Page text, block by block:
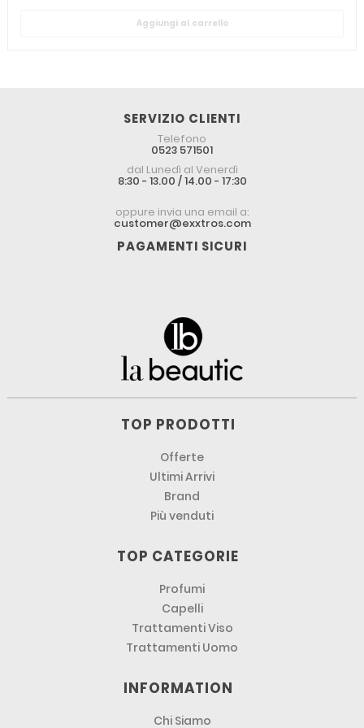
Aggiungi al carrello
SERVIZIO CLIENTI
Telefono
0523 571501
dal Lunedì al Venerdì
8:30 - 13.00 / 14.00 - 17:30
oppure invia una email a:
customer@exxtros.com
PAGAMENTI SICURI
TOP PRODOTTI
Offerte
Ultimi Arrivi
Brand
Più venduti
TOP CATEGORIE
Profumi
Capelli
Trattamenti Viso
Trattamenti Uomo
INFORMATION
Chi Siamo